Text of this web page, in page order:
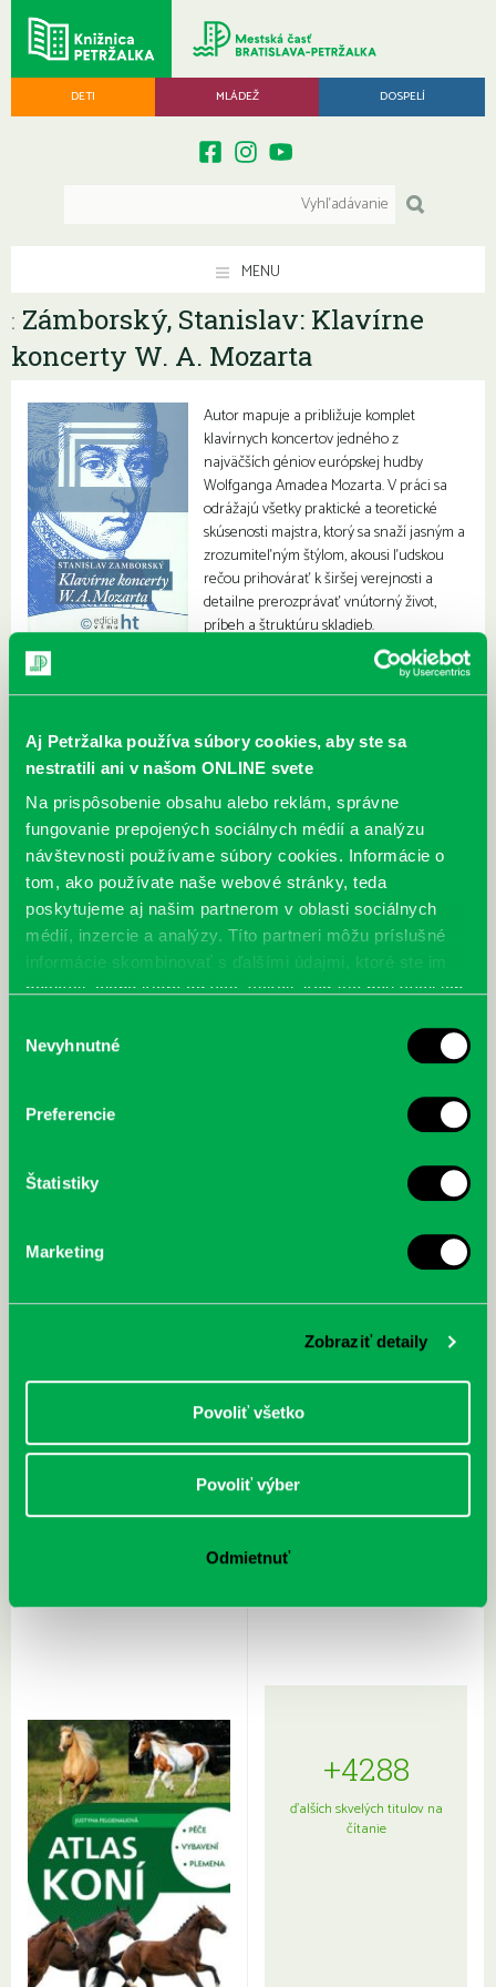
Aj Petržalka používa súbory cookies, aby ste sa
nestratili ani v našom ONLINE svete
Na prispôsobenie obsahu alebo reklám, správne
fungovanie prepojených sociálnych médií a analýzu
návštevnosti používame súbory cookies. Informácie o
tom, ako používate naše webové stránky, teda
poskytujeme aj našim partnerom v oblasti sociálnych
médií, inzercie a analýzy. Títo partneri môžu príslušné
informácie skombinovať s ďalšími údajmi, ktoré ste im
poskytli, alebo ktoré od vás získali, keď ste používali ich
súhlasu
Nevyhnutné
Preferencie
Štatistiky
Marketing
Zobraziť detaily
Povoliť všetko
Povoliť výber
Odmietnuť
DETI MLÁDEŽ DOSPELÍ
MENU
: Zámborský, Stanislav: Klavírne
koncerty W. A. Mozarta
Autor mapuje a približuje komplet
klavírnych koncertov jedného z
najväčších géniov európskej hudby
Wolfganga Amadea Mozarta. V práci sa
odrážajú všetky praktické a teoretické
skúsenosti majstra, ktorý sa snaží jasným a
zrozumiteľným štýlom, akousi ľudskou
rečou prihovárať k širšej verejnosti a
detailne prerozprávať vnútorný život,
príbeh a štruktúru skladieb.
cyklistu modernej doby:
Rudź, Przemyslaw: Atlas hviezd:
Hardy, Paula: Japonsko na tanieri:
+4288
ďalších skvelých titulov na
čítanie